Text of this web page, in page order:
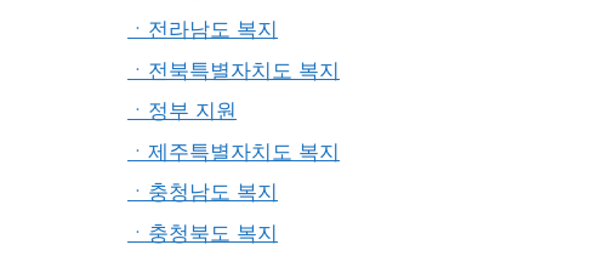
ㆍ전라남도 복지
ㆍ전북특별자치도 복지
ㆍ정부 지원
ㆍ제주특별자치도 복지
ㆍ충청남도 복지
ㆍ충청북도 복지